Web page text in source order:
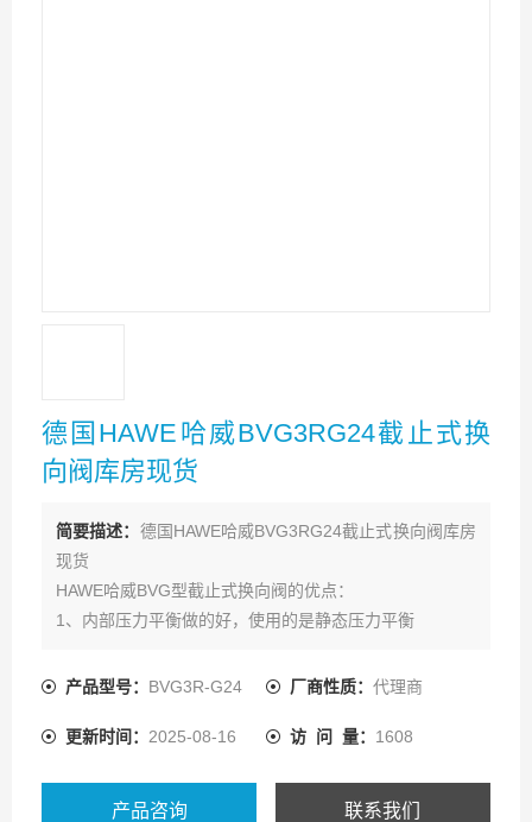
德国HAWE哈威BVG3RG24截止式换
向阀库房现货
简要描述： 德国HAWE哈威BVG3RG24截止式换向阀库房
现货
HAWE哈威BVG型截止式换向阀的优点：
1、内部压力平衡做的好，使用的是静态压力平衡
3、滑动密封面较少，泄露损失小。
5、安全性能高，发生意外的概率小
7、使用灵活方便。
产品型号： BVG3R-G24 厂商性质： 代理商
更新时间： 2025-08-16 访 问 量： 1608
产品咨询 联系我们